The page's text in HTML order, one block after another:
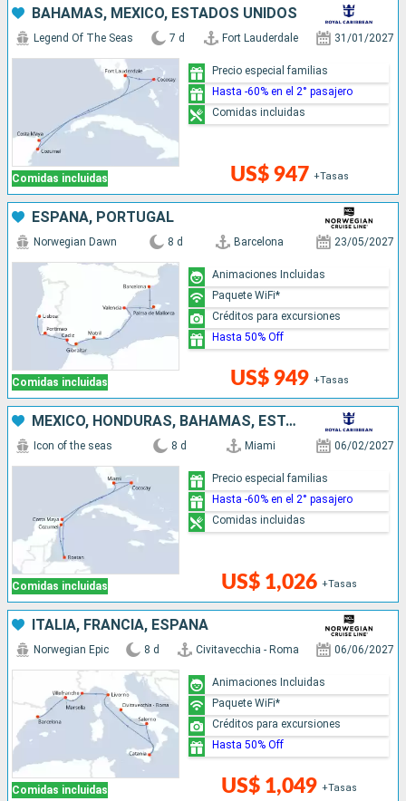
BAHAMAS, MÉXICO, ESTADOS UNIDOS
Comidas incluidas
Legend Of The Seas 7 d Fort Lauderdale 31/01/2027
US$ 947 +Tasas
Precio especial familias
Hasta -60% en el 2° pasajero
Comidas incluidas
ESPAÑA, PORTUGAL
Comidas incluidas
Norwegian Dawn 8 d Barcelona 23/05/2027
US$ 949 +Tasas
Animaciones Incluidas
Paquete WiFi*
Créditos para excursiones
Hasta 50% Off
MÉXICO, HONDURAS, BAHAMAS, ESTADOS UNIDOS
Comidas incluidas
Icon of the seas 8 d Miami 06/02/2027
US$ 1,026 +Tasas
Precio especial familias
Hasta -60% en el 2° pasajero
Comidas incluidas
ITALIA, FRANCIA, ESPAÑA
Comidas incluidas
Norwegian Epic 8 d Civitavecchia - Roma 06/06/2027
US$ 1,049 +Tasas
Animaciones Incluidas
Paquete WiFi*
Créditos para excursiones
Hasta 50% Off